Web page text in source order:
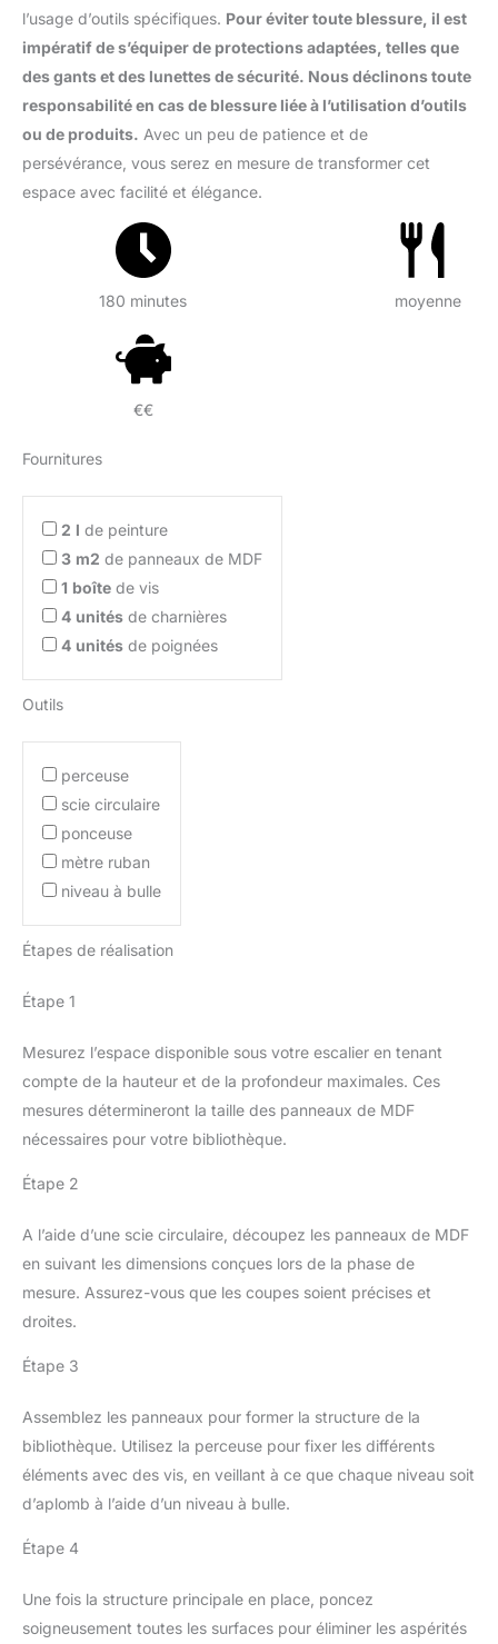
l’usage d’outils spécifiques. Pour éviter toute blessure, il est
impératif de s’équiper de protections adaptées, telles que
des gants et des lunettes de sécurité. Nous déclinons toute
responsabilité en cas de blessure liée à l’utilisation d’outils
ou de produits. Avec un peu de patience et de
persévérance, vous serez en mesure de transformer cet
espace avec facilité et élégance.
180 minutes moyenne
€€
Fournitures
2 l de peinture
3 m2 de panneaux de MDF
1 boîte de vis
4 unités de charnières
4 unités de poignées
Outils
perceuse
scie circulaire
ponceuse
mètre ruban
niveau à bulle
Étapes de réalisation
Étape 1
Mesurez l’espace disponible sous votre escalier en tenant
compte de la hauteur et de la profondeur maximales. Ces
mesures détermineront la taille des panneaux de MDF
nécessaires pour votre bibliothèque.
Étape 2
A l’aide d’une scie circulaire, découpez les panneaux de MDF
en suivant les dimensions conçues lors de la phase de
mesure. Assurez-vous que les coupes soient précises et
droites.
Étape 3
Assemblez les panneaux pour former la structure de la
bibliothèque. Utilisez la perceuse pour fixer les différents
éléments avec des vis, en veillant à ce que chaque niveau soit
d’aplomb à l’aide d’un niveau à bulle.
Étape 4
Une fois la structure principale en place, poncez
soigneusement toutes les surfaces pour éliminer les aspérités